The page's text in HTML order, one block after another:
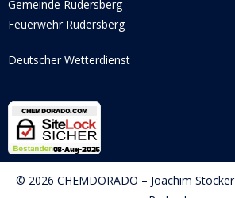
Gemeinde Rudersberg
Feuerwehr Rudersberg
Deutscher Wetterdienst
© 2026 CHEMDORADO – Joachim